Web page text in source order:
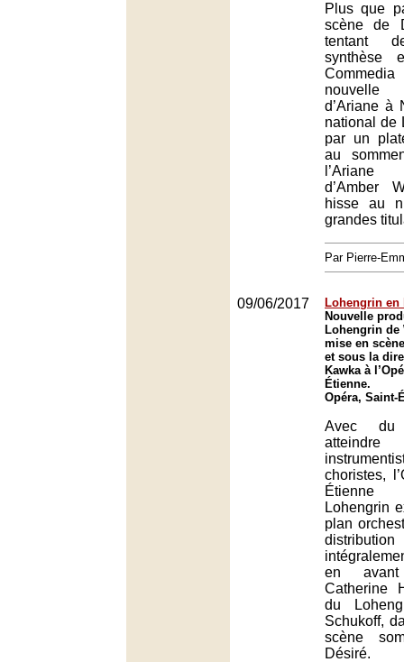
Plus que
scène de
tentant
synthèse
d’Ariane à
national de
par un
au
l’Ariane
d’Amber
hisse au
grandes
Par Pierre-
09/06/2017
Lohengrin en
Nouvelle
Lohengrin de
mise en
et sous la
Kawka à
Étienne.
Opéra, Saint-
Avec du
atteindre
choristes,
Lohengrin
plan
en
Catherine
du
Schukoff,
scène
Désiré.